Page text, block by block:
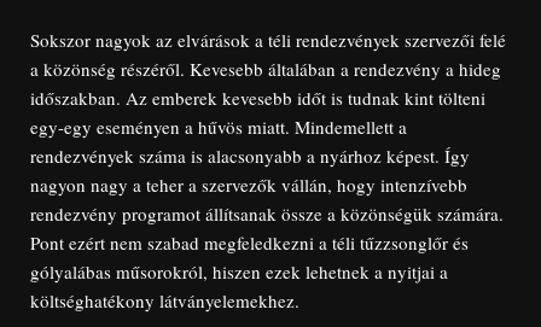
Sokszor nagyok az elvárások a téli rendezvények szervezői felé
a közönség részéről. Kevesebb általában a rendezvény a hideg
időszakban. Az emberek kevesebb időt is tudnak kint tölteni
egy-egy eseményen a hűvös miatt. Mindemellett a
rendezvények száma is alacsonyabb a nyárhoz képest. Így
nagyon nagy a teher a szervezők vállán, hogy intenzívebb
rendezvény programot állítsanak össze a közönségük számára.
Pont ezért nem szabad megfeledkezni a téli tűzzsonglőr és
gólyalábas műsorokról, hiszen ezek lehetnek a nyitjai a
költséghatékony látványelemekhez.